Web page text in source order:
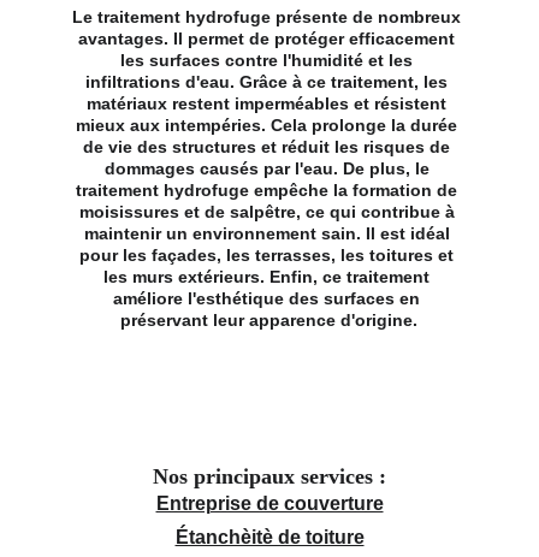
Le traitement hydrofuge présente de nombreux
avantages. Il permet de protéger efficacement
les surfaces contre l'humidité et les
infiltrations d'eau. Grâce à ce traitement, les
matériaux restent imperméables et résistent
mieux aux intempéries. Cela prolonge la durée
de vie des structures et réduit les risques de
dommages causés par l'eau. De plus, le
traitement hydrofuge empêche la formation de
moisissures et de salpêtre, ce qui contribue à
maintenir un environnement sain. Il est idéal
pour les façades, les terrasses, les toitures et
les murs extérieurs. Enfin, ce traitement
améliore l'esthétique des surfaces en
préservant leur apparence d'origine.
Nos principaux services :
Entreprise de couverture
Étanchèitè de toiture